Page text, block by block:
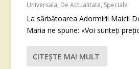
Universala, De Actualitate, Speciale
La sărbătoarea Adormirii Maicii
Maria ne spune: «Voi sunteți
CITEŞTE MAI MULT